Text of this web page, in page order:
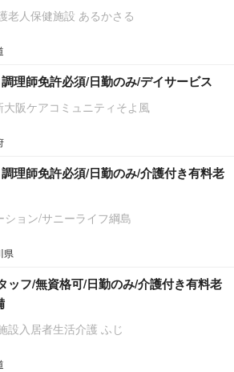
老人保健施設 あるかさる
調理師免許必須/日勤のみ/デイサービス
阪ケアコミュニティそよ風
調理師免許必須/日勤のみ/介護付き有料老
ョン/サニーライフ綱島
県
ッフ/無資格可/日勤のみ/介護付き有料老
設入居者生活介護 ふじ